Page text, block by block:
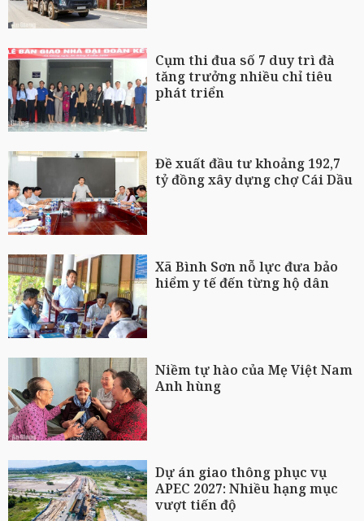
Cụm thi đua số 7 duy trì đà
tăng trưởng nhiều chỉ tiêu
phát triển
Đề xuất đầu tư khoảng 192,7
tỷ đồng xây dựng chợ Cái Dầu
Xã Bình Sơn nỗ lực đưa bảo
hiểm y tế đến từng hộ dân
Niềm tự hào của Mẹ Việt Nam
Anh hùng
Dự án giao thông phục vụ
APEC 2027: Nhiều hạng mục
vượt tiến độ